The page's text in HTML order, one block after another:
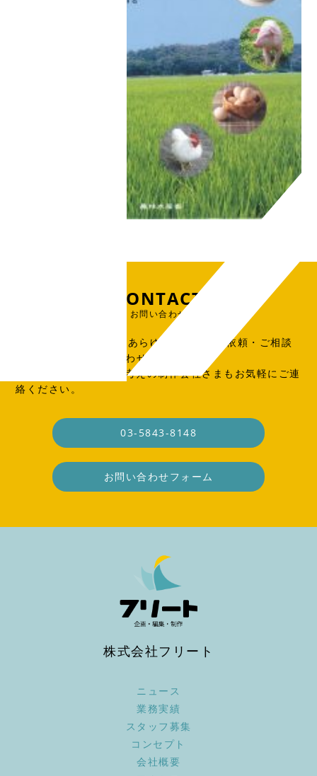
CONTACT
お問い合わせ
出版物、広告、WEB、あらゆる制作物のご依頼・ご相談
はこちらからお問い合わせください。
SOHO・業務委託をお考えの制作会社さまもお気軽にご連
絡ください。
03-5843-8148
お問い合わせフォーム
株式会社フリート
ニュース
業務実績
スタッフ募集
コンセプト
会社概要